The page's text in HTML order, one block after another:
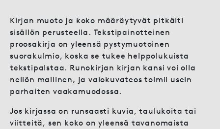
Kirjan muoto ja koko määräytyvät pitkälti
sisällön perusteella. Tekstipainotteinen
proosakirja on yleensä pystymuotoinen
suorakulmio, koska se tukee helppolukuista
tekstipalstaa. Runokirjan kirjan kansi voi olla
neliön mallinen, ja valokuvateos toimii usein
parhaiten vaakamuodossa.
Jos kirjassa on runsaasti kuvia, taulukoita tai
viitteitä, sen koko on yleensä tavanomaista